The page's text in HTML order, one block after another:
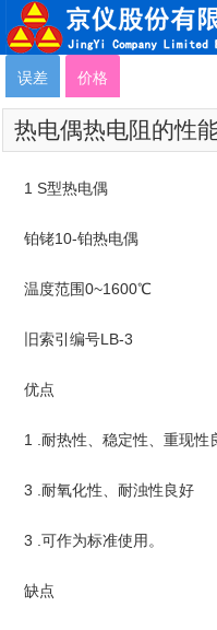
误差 价格
热电偶热电阻的性
1 S型热电偶
铂铑10-铂热电偶
温度范围0~1600℃
旧索引编号LB-3
优点
1 .耐热性、稳定性、重现性
3 .耐氧化性、耐浊性良好
3 .可作为标准使用。
缺点